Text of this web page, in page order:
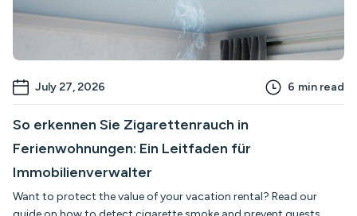
July 27, 2026 6 min read
So erkennen Sie Zigarettenrauch in
Ferienwohnungen: Ein Leitfaden für
Immobilienverwalter
Want to protect the value of your vacation rental? Read our